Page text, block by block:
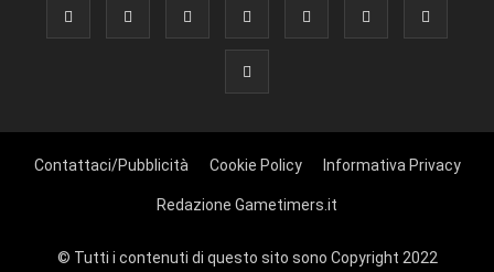
Contattaci/Pubblicità Cookie Policy Informativa Privacy
Redazione Gametimers.it
© Tutti i contenuti di questo sito sono Copyright 2022